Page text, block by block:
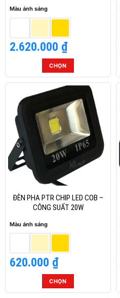
trang
phẩm
Màu ánh sáng
2.620.000 ₫
CHỌN
Sản
phẩm
có
nhiều
biến
thể.
Các
chọn
có
thể
được
trang
sản
phẩm
ĐÈN PHA PTR CHIP LED COB –
CÔNG SUẤT 20W
Màu ánh sáng
620.000 ₫
CHỌN
Sản